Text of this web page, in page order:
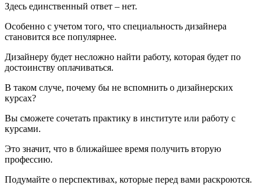
Здесь единственный ответ – нет.
Особенно с учетом того, что специальность дизайнера
становится все популярнее.
Дизайнеру будет несложно найти работу, которая будет по
достоинству оплачиваться.
В таком случе, почему бы не вспомнить о дизайнерских
курсах?
Вы сможете сочетать практику в институте или работу с
курсами.
Это значит, что в ближайшее время получить вторую
профессию.
Подумайте о перспективах, которые перед вами раскроются.